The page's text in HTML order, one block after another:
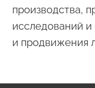
производства,
исследований и
и продвижения